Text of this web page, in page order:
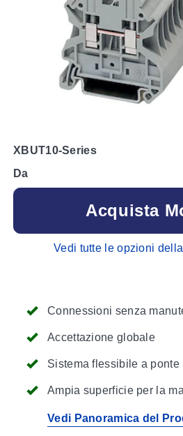
Connessioni senza
Accettazione globale
Sistema flessibile a ponte
Ampia superficie per la
Vedi Panoramica del
XBUT10-Series
Da
Acquista
Vedi tutte le opzioni